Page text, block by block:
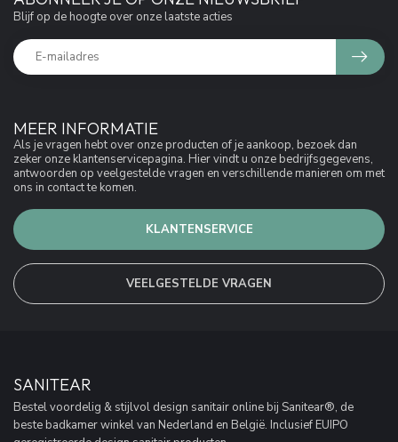
MEER INFORMATIE
Als je vragen hebt over onze producten of je aankoop, bezoek dan
zeker onze klantenservicepagina. Hier vindt u onze bedrijfsgegevens,
antwoorden op veelgestelde vragen en verschillende manieren om met
ons in contact te komen.
KLANTENSERVICE
VEELGESTELDE VRAGEN
Blijf op de hoogte over onze laatste acties
SANITEAR
Bestel voordelig & stijlvol design sanitair online bij Sanitear®, de
beste badkamer winkel van Nederland en België. Inclusief EUIPO